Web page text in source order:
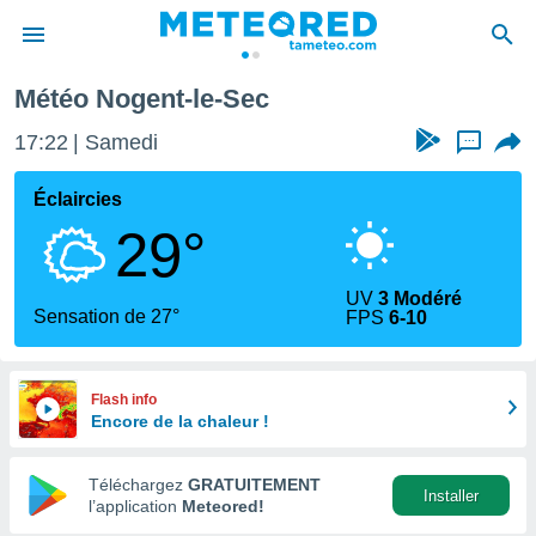
de
en
Météo Nogent-le-Sec
17:22 Samedi ...
Éclaircies
29°
Sensation de 27°
UV3 Modéré
FPS6-10
Flash info
Encore de la chaleur !
Téléchargez GRATUITEMENT
l’application Meteored!
Installer